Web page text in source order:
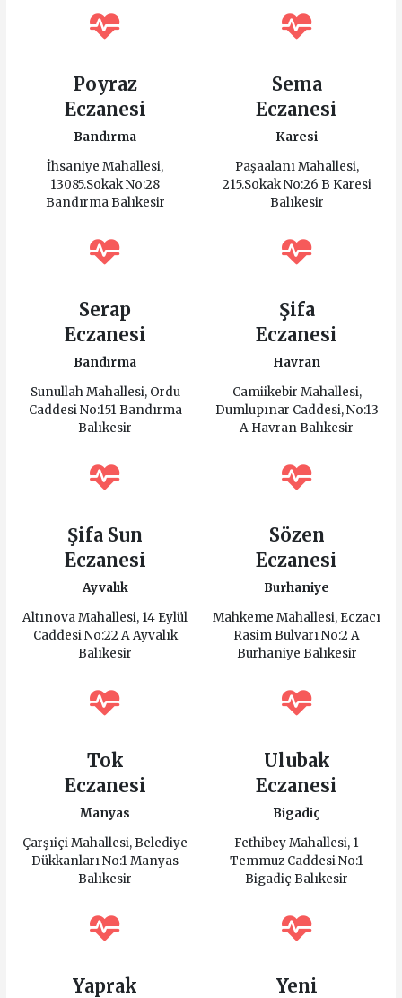
Poyraz
Eczanesi
Bandırma
İhsaniye Mahallesi,
13085.Sokak No:28
Bandırma Balıkesir
Sema
Eczanesi
Karesi
Paşaalanı Mahallesi,
215.Sokak No:26 B Karesi
Balıkesir
Serap
Eczanesi
Bandırma
Sunullah Mahallesi, Ordu
Caddesi No:151 Bandırma
Balıkesir
Şifa
Eczanesi
Havran
Camiikebir Mahallesi,
Dumlupınar Caddesi, No:13
A Havran Balıkesir
Şifa Sun
Eczanesi
Ayvalık
Altınova Mahallesi, 14 Eylül
Caddesi No:22 A Ayvalık
Balıkesir
Sözen
Eczanesi
Burhaniye
Mahkeme Mahallesi, Eczacı
Rasim Bulvarı No:2 A
Burhaniye Balıkesir
Tok
Eczanesi
Manyas
Çarşıiçi Mahallesi, Belediye
Dükkanları No:1 Manyas
Balıkesir
Ulubak
Eczanesi
Bigadiç
Fethibey Mahallesi, 1
Temmuz Caddesi No:1
Bigadiç Balıkesir
Yaprak
Yeni